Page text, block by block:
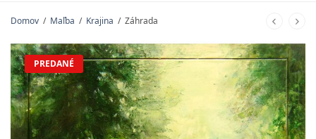
Domov / Maľba / Krajina / Záhrada
PREDANÉ